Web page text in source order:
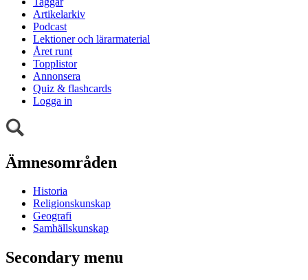
Artikelarkiv
Podcast
Lektioner och lärarmaterial
Året runt
Topplistor
Annonsera
Quiz & flashcards
Logga in
Ämnesområden
Historia
Religionskunskap
Geografi
Samhällskunskap
Secondary menu